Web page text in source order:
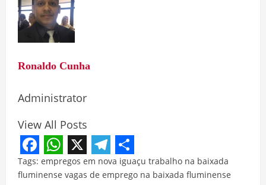
Ronaldo Cunha
Administrator
View All Posts
Facebook
WhatsApp
X Telegram
Share
Tags: empregos em nova iguaçu trabalho na baixada
fluminense vagas de emprego na baixada fluminense